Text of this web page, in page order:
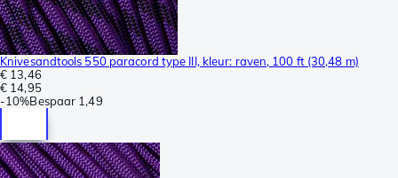
Knivesandtools 550 paracord type III, kleur: raven, 100 ft (30,48 m)
€ 13,46
€ 14,95
-10%Bespaar 1,49